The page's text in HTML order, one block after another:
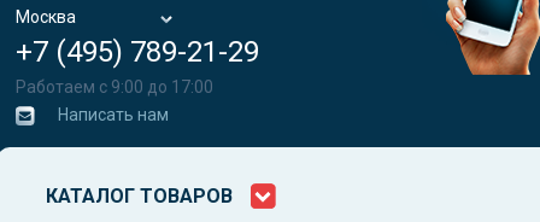
Москва
+7 (495) 789-21-29
Работаем с 9:00 до 17:00
Написать нам
КАТАЛОГ ТОВАРОВ